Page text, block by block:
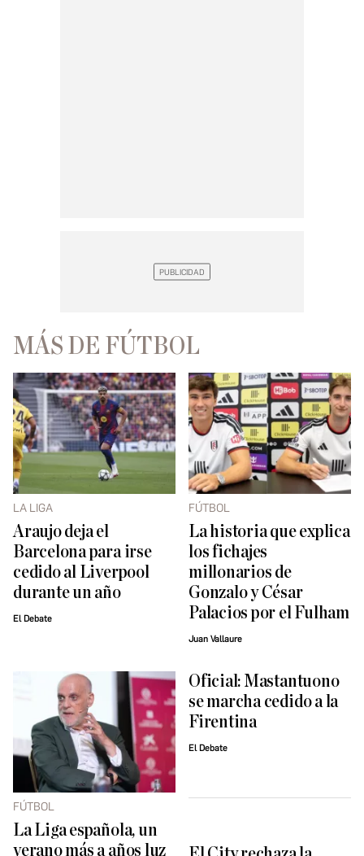
MÁS DE FÚTBOL
LA LIGA
Araujo deja el
Barcelona para irse
cedido al Liverpool
durante un año
El Debate
FÚTBOL
La historia que explica
los fichajes
millonarios de
Gonzalo y César
Palacios por el Fulham
Juan Vallaure
FÚTBOL
La Liga española, un
verano más a años luz
Oficial: Mastantuono
se marcha cedido a la
Firentina
El Debate